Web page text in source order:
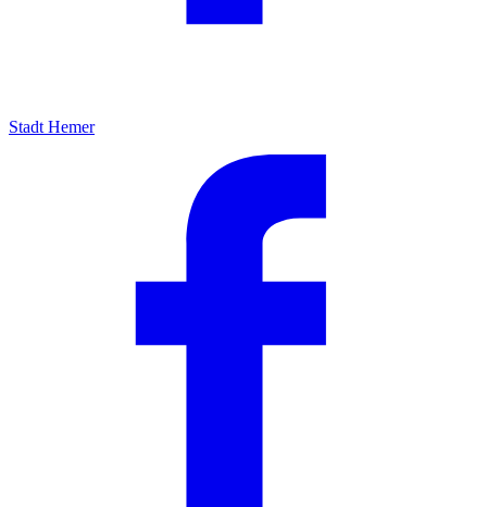
Stadt Hemer